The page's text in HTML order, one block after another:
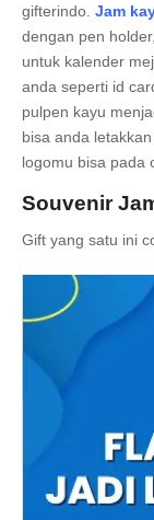
gifterindo. Jam
dengan pen
untuk kalender
anda seperti id
pulpen kayu
bisa anda
logomu bisa pada
Souvenir
Gift yang satu ini
pen holder, masih
dapatkan di
Dapatkan juga
dengan harga
powerbank dan
souvenir
Buat desain unik
Gifterindo dan